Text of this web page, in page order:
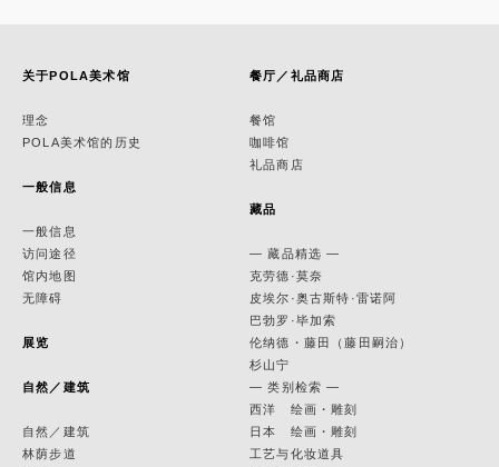
关于POLA美术馆
理念
POLA美术馆的历史
一般信息
一般信息
访问途径
馆内地图
无障碍
展览
自然／建筑
自然／建筑
林荫步道
餐厅／礼品商店
餐馆
咖啡馆
礼品商店
藏品
— 藏品精选 —
克劳德·莫奈
皮埃尔·奥古斯特·雷诺阿
巴勃罗·毕加索
伦纳德・藤田（藤田嗣治）
杉山宁
— 类别检索 —
西洋 绘画・雕刻
日本 绘画・雕刻
工艺与化妆道具